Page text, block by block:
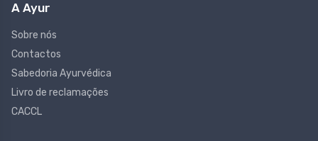
A Ayur
Sobre nós
Contactos
Sabedoria Ayurvédica
Livro de reclamações
CACCL